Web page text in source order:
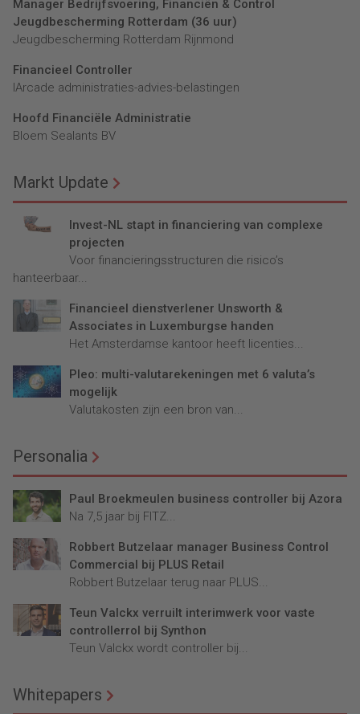
Manager Bedrijfsvoering, Financiën & Control
Jeugdbescherming Rotterdam (36 uur)
Jeugdbescherming Rotterdam Rijnmond
Financieel Controller
lArcade administraties-advies-belastingen
Hoofd Financiële Administratie
Bloem Sealants BV
Markt Update
Invest-NL stapt in financiering van complexe
projecten
Voor financieringsstructuren die risico’s
hanteerbaar...
Financieel dienstverlener Unsworth &
Associates in Luxemburgse handen
Het Amsterdamse kantoor heeft licenties...
Pleo: multi-valutarekeningen met 6 valuta’s
mogelijk
Valutakosten zijn een bron van...
Personalia
Paul Broekmeulen business controller bij Azora
Na 7,5 jaar bij FITZ...
Robbert Butzelaar manager Business Control
Commercial bij PLUS Retail
Robbert Butzelaar terug naar PLUS...
Teun Valckx verruilt interimwerk voor vaste
controllerrol bij Synthon
Teun Valckx wordt controller bij...
Whitepapers